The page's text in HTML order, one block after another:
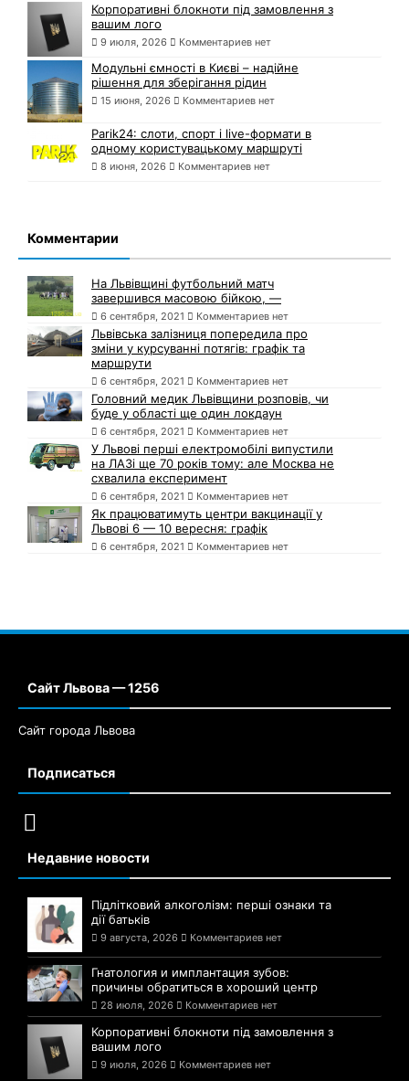
Корпоративні блокноти під замовлення з
вашим лого
9 июля, 2026 Комментариев нет
Модульні ємності в Києві – надійне
рішення для зберігання рідин
15 июня, 2026 Комментариев нет
Parik24: слоти, спорт і live-формати в
одному користувацькому маршруті
8 июня, 2026 Комментариев нет
Комментарии
На Львівщині футбольний матч
завершився масовою бійкою, —
6 сентября, 2021 Комментариев нет
Львівська залізниця попередила про
зміни у курсуванні потягів: графік та
маршрути
6 сентября, 2021 Комментариев нет
Головний медик Львівщини розповів, чи
буде у області ще один локдаун
6 сентября, 2021 Комментариев нет
У Львові перші електромобілі випустили
на ЛАЗі ще 70 років тому: але Москва не
схвалила експеримент
6 сентября, 2021 Комментариев нет
Як працюватимуть центри вакцинації у
Львові 6 — 10 вересня: графік
6 сентября, 2021 Комментариев нет
Сайт Львова — 1256
Сайт города Львова
Подписаться
Недавние новости
Підлітковий алкоголізм: перші ознаки та
дії батьків
9 августа, 2026 Комментариев нет
Гнатология и имплантация зубов:
причины обратиться в хороший центр
28 июля, 2026 Комментариев нет
Корпоративні блокноти під замовлення з
вашим лого
9 июля, 2026 Комментариев нет